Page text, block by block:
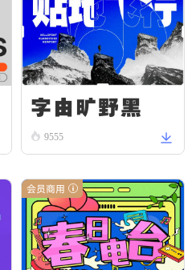
字由旷野黑
9555
会员商用